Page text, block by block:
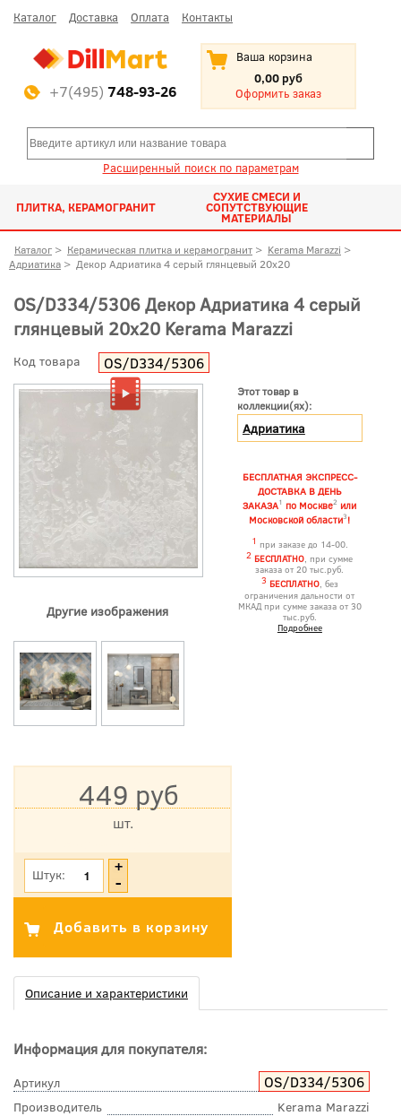
Каталог Доставка Оплата Контакты
+7(495) 748-93-26
Ваша корзина
0,00 руб
Оформить заказ
Расширенный поиск по параметрам
ПЛИТКА, КЕРАМОГРАНИТ
СУХИЕ СМЕСИ И
СОПУТСТВУЮЩИЕ
МАТЕРИАЛЫ
Каталог > Керамическая плитка и керамогранит > Kerama Marazzi >
Адриатика > Декор Адриатика 4 серый глянцевый 20x20
OS/D334/5306 Декор Адриатика 4 серый
глянцевый 20x20 Kerama Marazzi
Код товара OS/D334/5306
Другие изображения
Этот товар в
коллекции(ях):
Адриатика
БЕСПЛАТНАЯ ЭКСПРЕСС-
ДОСТАВКА В ДЕНЬ
ЗАКАЗА1 по Москве2 или
Московской области3!
1 при заказе до 14-00.
2 БЕСПЛАТНО, при сумме
заказа от 20 тыс.руб.
3 БЕСПЛАТНО, без
ограничения дальности от
МКАД при сумме заказа от 30
тыс.руб.
Подробнее
449 руб
шт.
Штук:
Описание и характеристики
Информация для покупателя:
Артикул OS/D334/5306
Производитель
Kerama Marazzi